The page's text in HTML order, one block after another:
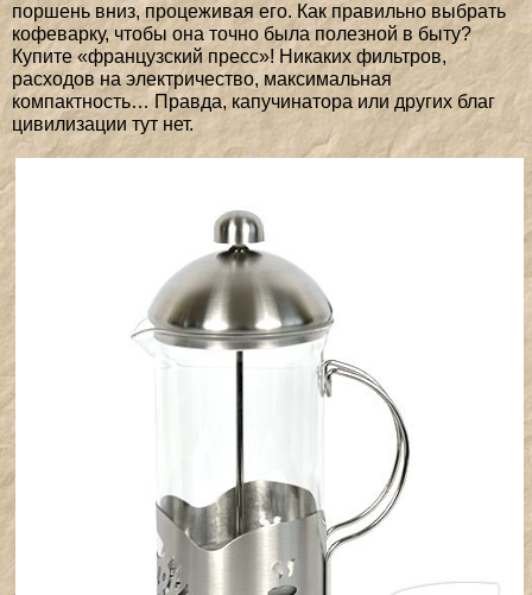
поршень вниз, процеживая его. Как правильно выбрать
кофеварку, чтобы она точно была полезной в быту?
Купите «французский пресс»! Никаких фильтров,
расходов на электричество, максимальная
компактность… Правда, капучинатора или других благ
цивилизации тут нет.